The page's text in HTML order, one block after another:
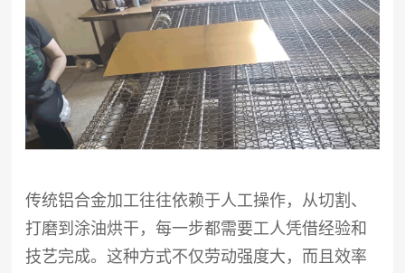
传统铝合金加工往往依赖于人工操作，从切割、
打磨到涂油烘干，每一步都需要工人凭借经验和
技艺完成。这种方式不仅劳动强度大，而且效率